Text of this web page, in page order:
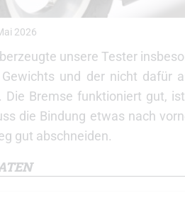
2026
unsere Tester
und der nicht dafür
Die Bremse funktioniert gut,
die Bindung etwas nach
gut abschneiden.